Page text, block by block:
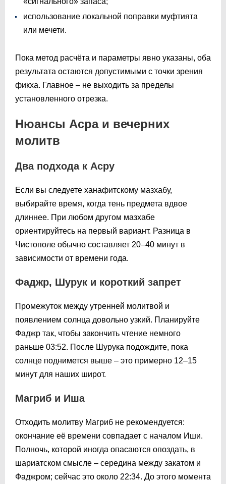
использование локальной поправки муфтията
или мечети.
Пока метод расчёта и параметры явно указаны, оба
результата остаются допустимыми с точки зрения
фикха. Главное – не выходить за пределы
установленного отрезка.
Нюансы Асра и вечерних
молитв
Два подхода к Асру
Если вы следуете ханафитскому мазхабу,
выбирайте время, когда тень предмета вдвое
длиннее. При любом другом мазхабе
ориентируйтесь на первый вариант. Разница в
Чистополе обычно составляет 20–40 минут в
зависимости от времени года.
Фаджр, Шурук и короткий запрет
Промежуток между утренней молитвой и
появлением солнца довольно узкий. Планируйте
Фаджр так, чтобы закончить чтение немного
раньше 03:52. После Шурука подождите, пока
солнце поднимется выше – это примерно 12–15
минут для наших широт.
Магриб и Иша
Отходить молитву Магриб не рекомендуется:
окончание её времени совпадает с началом Иши.
Полночь, которой иногда опасаются опоздать, в
шариатском смысле – середина между закатом и
Фаджром; сейчас это около 22:34. До этого момента